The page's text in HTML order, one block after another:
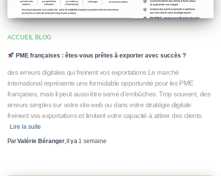
ACCUEIL BLOG
PME françaises : êtes-vous prêtes à exporter avec succès ?
des erreurs digitales qui freinent vos exportations Le marché
international représente une formidable opportunité pour les PME
françaises, mais il peut aussi être semé d’embûches. Trop souvent, des
erreurs simples sur votre site web ou dans votre stratégie digitale
freinent vos exportations et limitent votre capacité à attirer des clients
Lire la suite
ParValérie Béranger, il y a 1 semaine